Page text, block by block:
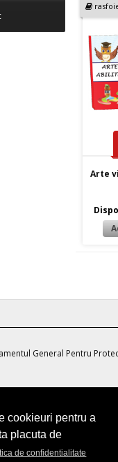
cookieuri pentru a
placuta de
de confidentialitate
Arte
General Pentru
/ social